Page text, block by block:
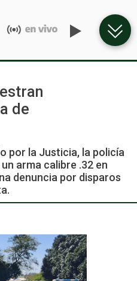
de
por la Justicia, la policía
arma calibre .32 en
denuncia por disparos